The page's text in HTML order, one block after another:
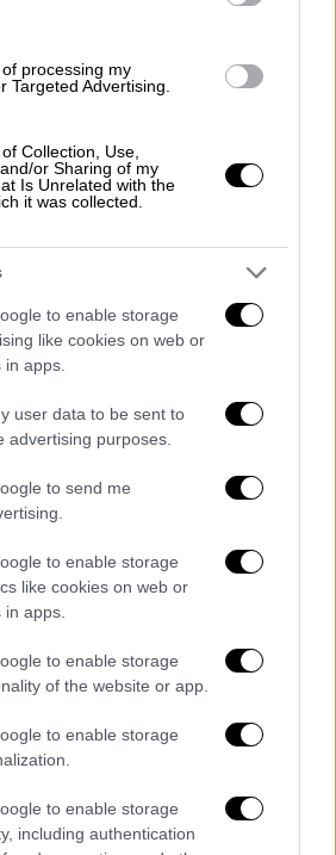
processing my
Targeted Advertising.
Collection, Use,
or Sharing of my
Is Unrelated with the
it was collected.
to enable storage
like cookies on web or
apps.
user data to be sent to
advertising purposes.
to send me
to enable storage
like cookies on web or
apps.
to enable storage
of the website or app.
to enable storage
to enable storage
including authentication
είχαν
ψεύτικο
να επιτύχουν τη
από το «κέλυφος». Η
αποτελείται από μια
μια μεμβράνη με βάση τη
στην ικανότητα
, ανέφερε η εταιρεία. Αν
επιτυχημένη όσο
συγκρίσιμα
ο Κάρλες Λαλουέθα-
τεχνικές ανάκτησης DNA.
όσο και άλλοι
επιφυλάξειςγια την
για μια
περιοδικό
ότι
ειδικώνμέσω της
review. Η δρ. Λουίζ